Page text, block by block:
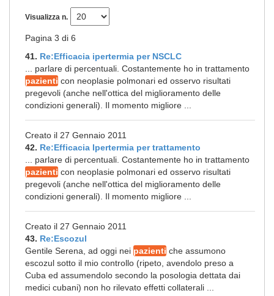
Visualizza n.
Pagina 3 di 6
41. Re:Efficacia ipertermia per NSCLC
... parlare di percentuali. Costantemente ho in trattamento
pazienti con neoplasie polmonari ed osservo risultati
pregevoli (anche nell'ottica del miglioramento delle
condizioni generali). Il momento migliore ...
Creato il 27 Gennaio 2011
42. Re:Efficacia Ipertermia per trattamento
... parlare di percentuali. Costantemente ho in trattamento
pazienti con neoplasie polmonari ed osservo risultati
pregevoli (anche nell'ottica del miglioramento delle
condizioni generali). Il momento migliore ...
Creato il 27 Gennaio 2011
43. Re:Escozul
Gentile Serena, ad oggi nei pazienti che assumono
escozul sotto il mio controllo (ripeto, avendolo preso a
Cuba ed assumendolo secondo la posologia dettata dai
medici cubani) non ho rilevato effetti collaterali ...